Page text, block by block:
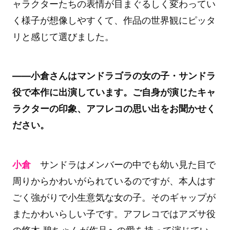
ャラクターたちの表情が目まぐるしく変わってい
く様子が想像しやすくて、作品の世界観にピッタ
リと感じて選びました。
――小倉さんはマンドラゴラの女の子・サンドラ
役で本作に出演しています。ご自身が演じたキャ
ラクターの印象、アフレコの思い出をお聞かせく
ださい。
小倉サンドラはメンバーの中でも幼い見た目で
周りからかわいがられているのですが、本人はす
ごく強がりで小生意気な女の子。そのギャップが
またかわいらしい子です。アフレコではアズサ役